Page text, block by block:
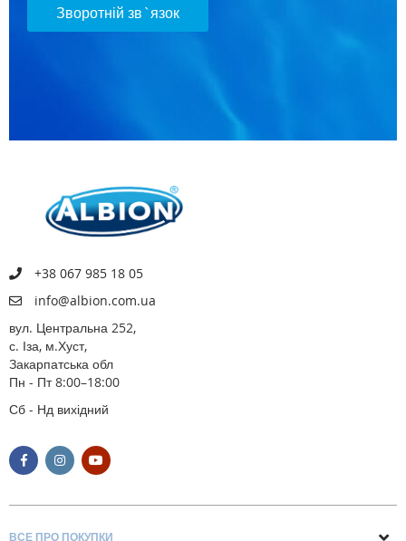
Зворотній зв`язок
+38 067 985 18 05
info@albion.com.ua
вул. Центральна 252,
с. Іза, м.Хуст,
Закарпатська обл
Пн - Пт 8:00–18:00
Сб - Нд вихідний
ВСЕ ПРО ПОКУПКИ